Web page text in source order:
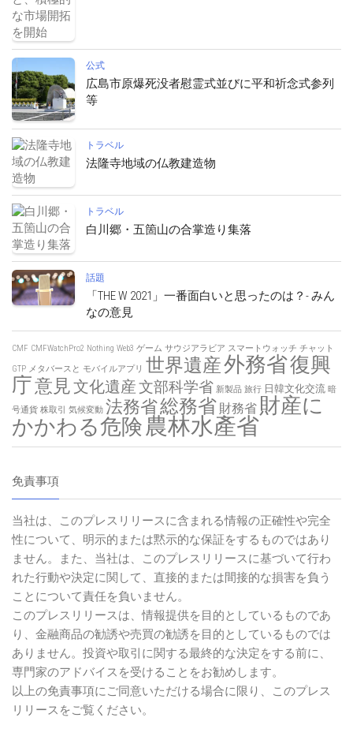
公式
広島市原爆死没者慰霊式並びに平和祈念式参列
等
トラベル
法隆寺地域の仏教建造物
トラベル
白川郷・五箇山の合掌造り集落
話題
「THE W 2021」一番面白いと思ったのは？- みん
なの意見
CMF CMFWatchPro2 Nothing Web3 ゲーム サウジアラビア スマートウォッチ チャット
GTP メタバースと モバイルアプリ 世界遺産外務省復興
庁意見文化遺産文部科学省 新製品 旅行 日韓文化交流 暗
号通貨 株取引 気候変動 法務省総務省 財務省 財産に
かかわる危険農林水產省
免責事項
当社は、このプレスリリースに含まれる情報の正確性や完全
性について、明示的または黙示的な保証をするものではあり
ません。また、当社は、このプレスリリースに基づいて行わ
れた行動や決定に関して、直接的または間接的な損害を負う
ことについて責任を負いません。
このプレスリリースは、情報提供を目的としているものであ
り、金融商品の勧誘や売買の勧誘を目的としているものでは
ありません。投資や取引に関する最終的な決定をする前に、
専門家のアドバイスを受けることをお勧めします。
以上の免責事項にご同意いただける場合に限り、このプレス
リリースをご覧ください。